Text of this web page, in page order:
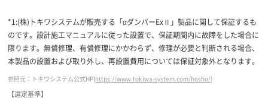
*1:(株)トキワシステムが販売する「αダンパーExⅡ」製品に関して保証するも
のです。設計施工マニュアルに従った設置で、保証期間内に故障をした場合に
限ります。無償修理、有償修理にかかわらず、修理が必要と判断される場合、
本製品の設置および取り外し、再設置費用については保証対象外となります。
参照元：トキワシステム公式HP(https://www.tokiwa-system.com/hosho/)
【選定基準】